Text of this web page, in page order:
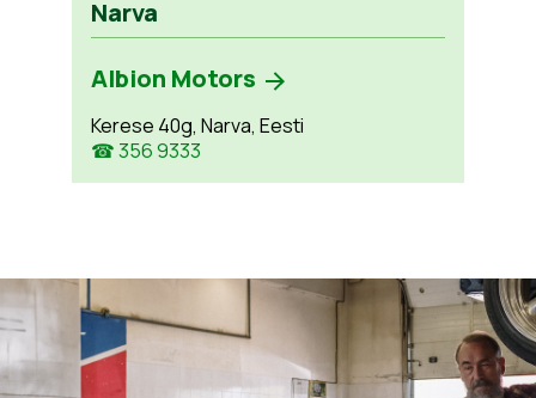
Narva
Albion Motors
Kerese 40g, Narva, Eesti
☎ 356 9333